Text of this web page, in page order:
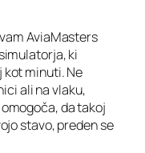
AviaMasters
ki
minuti. Ne
ali na vlaku,
da takoj
stavo, preden se